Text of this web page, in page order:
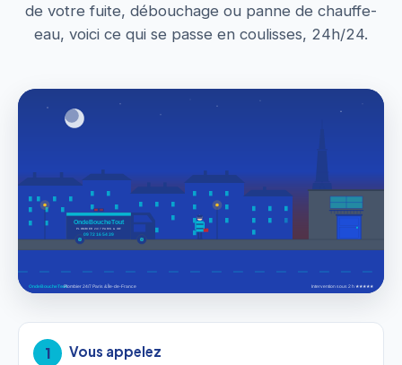
de votre fuite, débouchage ou panne de chauffe-
eau, voici ce qui se passe en coulisses, 24h/24.
1 Vous appelez